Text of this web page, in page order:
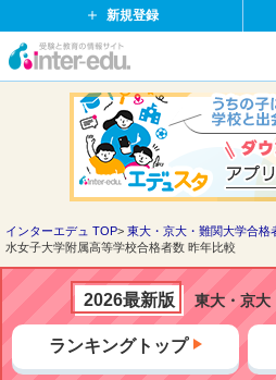
新規登録
イ
ド
ッ
ト
インターエデュ TOP 東大・京大・難関大学合格
水女子大学附属高等学校合格者数 昨年比較
2026最新版 東大・京大
ランキングトップ